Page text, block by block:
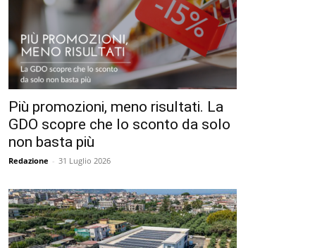
Più promozioni, meno risultati. La
GDO scopre che lo sconto da solo
non basta più
Redazione - 31 Luglio 2026